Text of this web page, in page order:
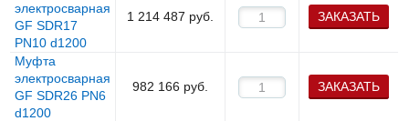
электросварная
GF SDR17
PN10 d1200
1 214 487 руб. ЗАКАЗАТЬ
Муфта
электросварная
GF SDR26 PN6
d1200
982 166 руб. ЗАКАЗАТЬ